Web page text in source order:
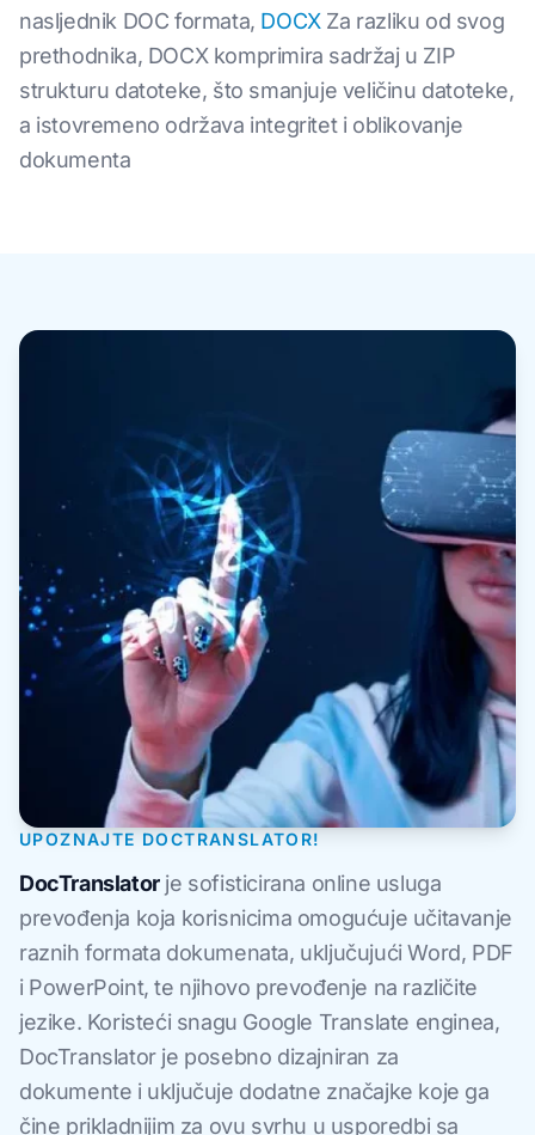
nasljednik DOC formata, DOCXZa razliku od svog
prethodnika, DOCX komprimira sadržaj u ZIP
strukturu datoteke, što smanjuje veličinu datoteke,
a istovremeno održava integritet i oblikovanje
dokumenta
UPOZNAJTE DOCTRANSLATOR!
DocTranslatorje sofisticirana online usluga
prevođenja koja korisnicima omogućuje učitavanje
raznih formata dokumenata, uključujući Word, PDF
i PowerPoint, te njihovo prevođenje na različite
jezike. Koristeći snagu Google Translate enginea,
DocTranslator je posebno dizajniran za
dokumente i uključuje dodatne značajke koje ga
čine prikladnijim za ovu svrhu u usporedbi sa